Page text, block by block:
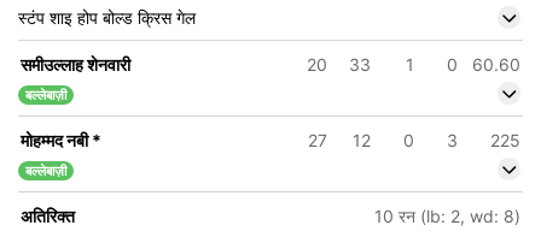
स्टंप शाइ होप बोल्ड क्रिस गेल
समीउल्लाह शेनवारी 20 33 1 0 60.60
बल्लेबाज़ी
मोहम्मद नबी* 27 12 0 3 225
बल्लेबाज़ी
अतिरिक्त 10 रन (lb: 2, wd: 8)